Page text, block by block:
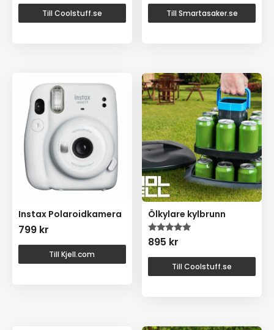
Till Coolstuff.se Till Smartasaker.se
Instax Polaroidkamera
799 kr
Till Kjell.com
Ölkylare kylbrunn
Betygsatt
5.00
895 kr
Till Coolstuff.se